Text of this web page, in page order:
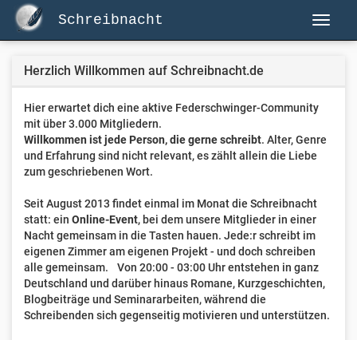
Schreibnacht
Herzlich Willkommen auf Schreibnacht.de
Hier erwartet dich eine aktive Federschwinger-Community
mit über 3.000 Mitgliedern.
Willkommen ist jede Person, die gerne schreibt. Alter, Genre
und Erfahrung sind nicht relevant, es zählt allein die Liebe
zum geschriebenen Wort.
Seit August 2013 findet einmal im Monat die Schreibnacht
statt: ein Online-Event, bei dem unsere Mitglieder in einer
Nacht gemeinsam in die Tasten hauen. Jede:r schreibt im
eigenen Zimmer am eigenen Projekt - und doch schreiben
alle gemeinsam. Von 20:00 - 03:00 Uhr entstehen in ganz
Deutschland und darüber hinaus Romane, Kurzgeschichten,
Blogbeiträge und Seminararbeiten, während die
Schreibenden sich gegenseitig motivieren und unterstützen.